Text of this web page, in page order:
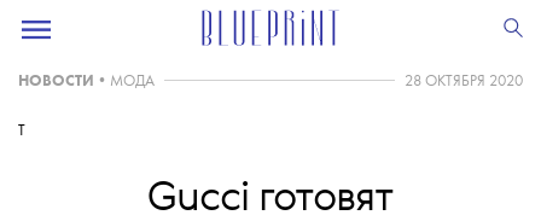
НОВОСТИ • МОДА 28 ОКТЯБРЯ 2020
T
Gucci готовят